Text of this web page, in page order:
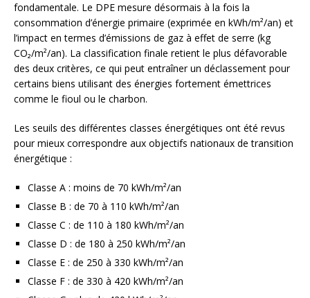
fondamentale. Le DPE mesure désormais à la fois la
consommation d’énergie primaire (exprimée en kWh/m²/an) et
l’impact en termes d’émissions de gaz à effet de serre (kg
CO₂/m²/an). La classification finale retient le plus défavorable
des deux critères, ce qui peut entraîner un déclassement pour
certains biens utilisant des énergies fortement émettrices
comme le fioul ou le charbon.
Les seuils des différentes classes énergétiques ont été revus
pour mieux correspondre aux objectifs nationaux de transition
énergétique :
Classe A : moins de 70 kWh/m²/an
Classe B : de 70 à 110 kWh/m²/an
Classe C : de 110 à 180 kWh/m²/an
Classe D : de 180 à 250 kWh/m²/an
Classe E : de 250 à 330 kWh/m²/an
Classe F : de 330 à 420 kWh/m²/an